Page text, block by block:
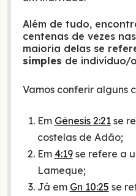
Além de tudo,
centenas de vezes
maioria delas se
simples de indivíduo/
Vamos conferir alguns
Em Gênesis 2:21se
costelas de Adão;
Em 4:19se refere a
Lameque;
Já em Gn 10:25 se